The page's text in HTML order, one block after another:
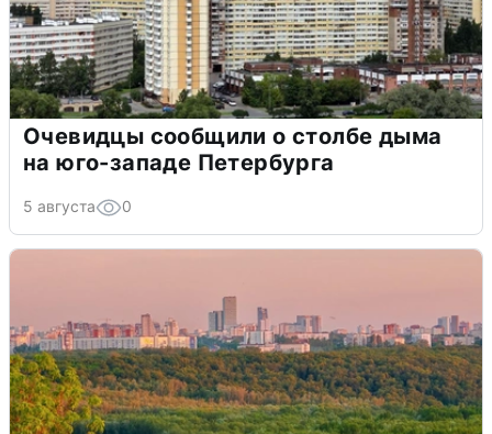
Очевидцы сообщили о столбе дыма
на юго-западе Петербурга
5 августа 0